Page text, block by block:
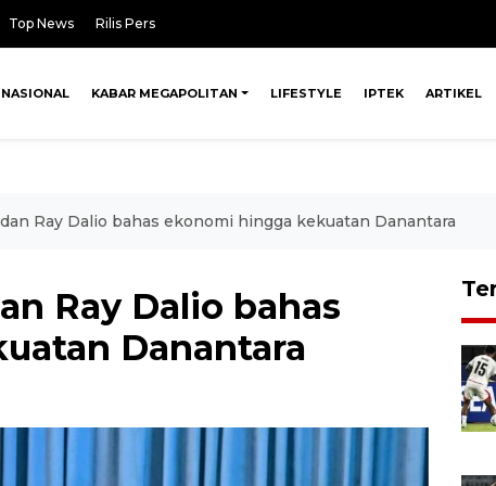
Top News Rilis Pers
NASIONAL KABAR MEGAPOLITAN LIFESTYLE IPTEK ARTIKEL
Ray Dalio bahas ekonomi hingga kekuatan Danantara
Ray Dalio bahas
Danantara